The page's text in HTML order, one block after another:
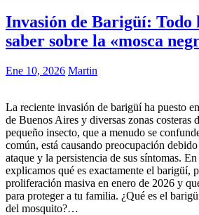
Invasión de Barigüí: Todo
saber sobre la «mosca
Ene 10, 2026 Martin
La reciente invasión de barigüí ha puesto
de Buenos Aires y diversas zonas costeras
pequeño insecto, que a menudo se
común, está causando preocupación
ataque y la persistencia de sus síntomas.
explicamos qué es exactamente el barigüí,
proliferación masiva en enero de 2026 y
para proteger a tu familia. ¿Qué es el
del mosquito?…